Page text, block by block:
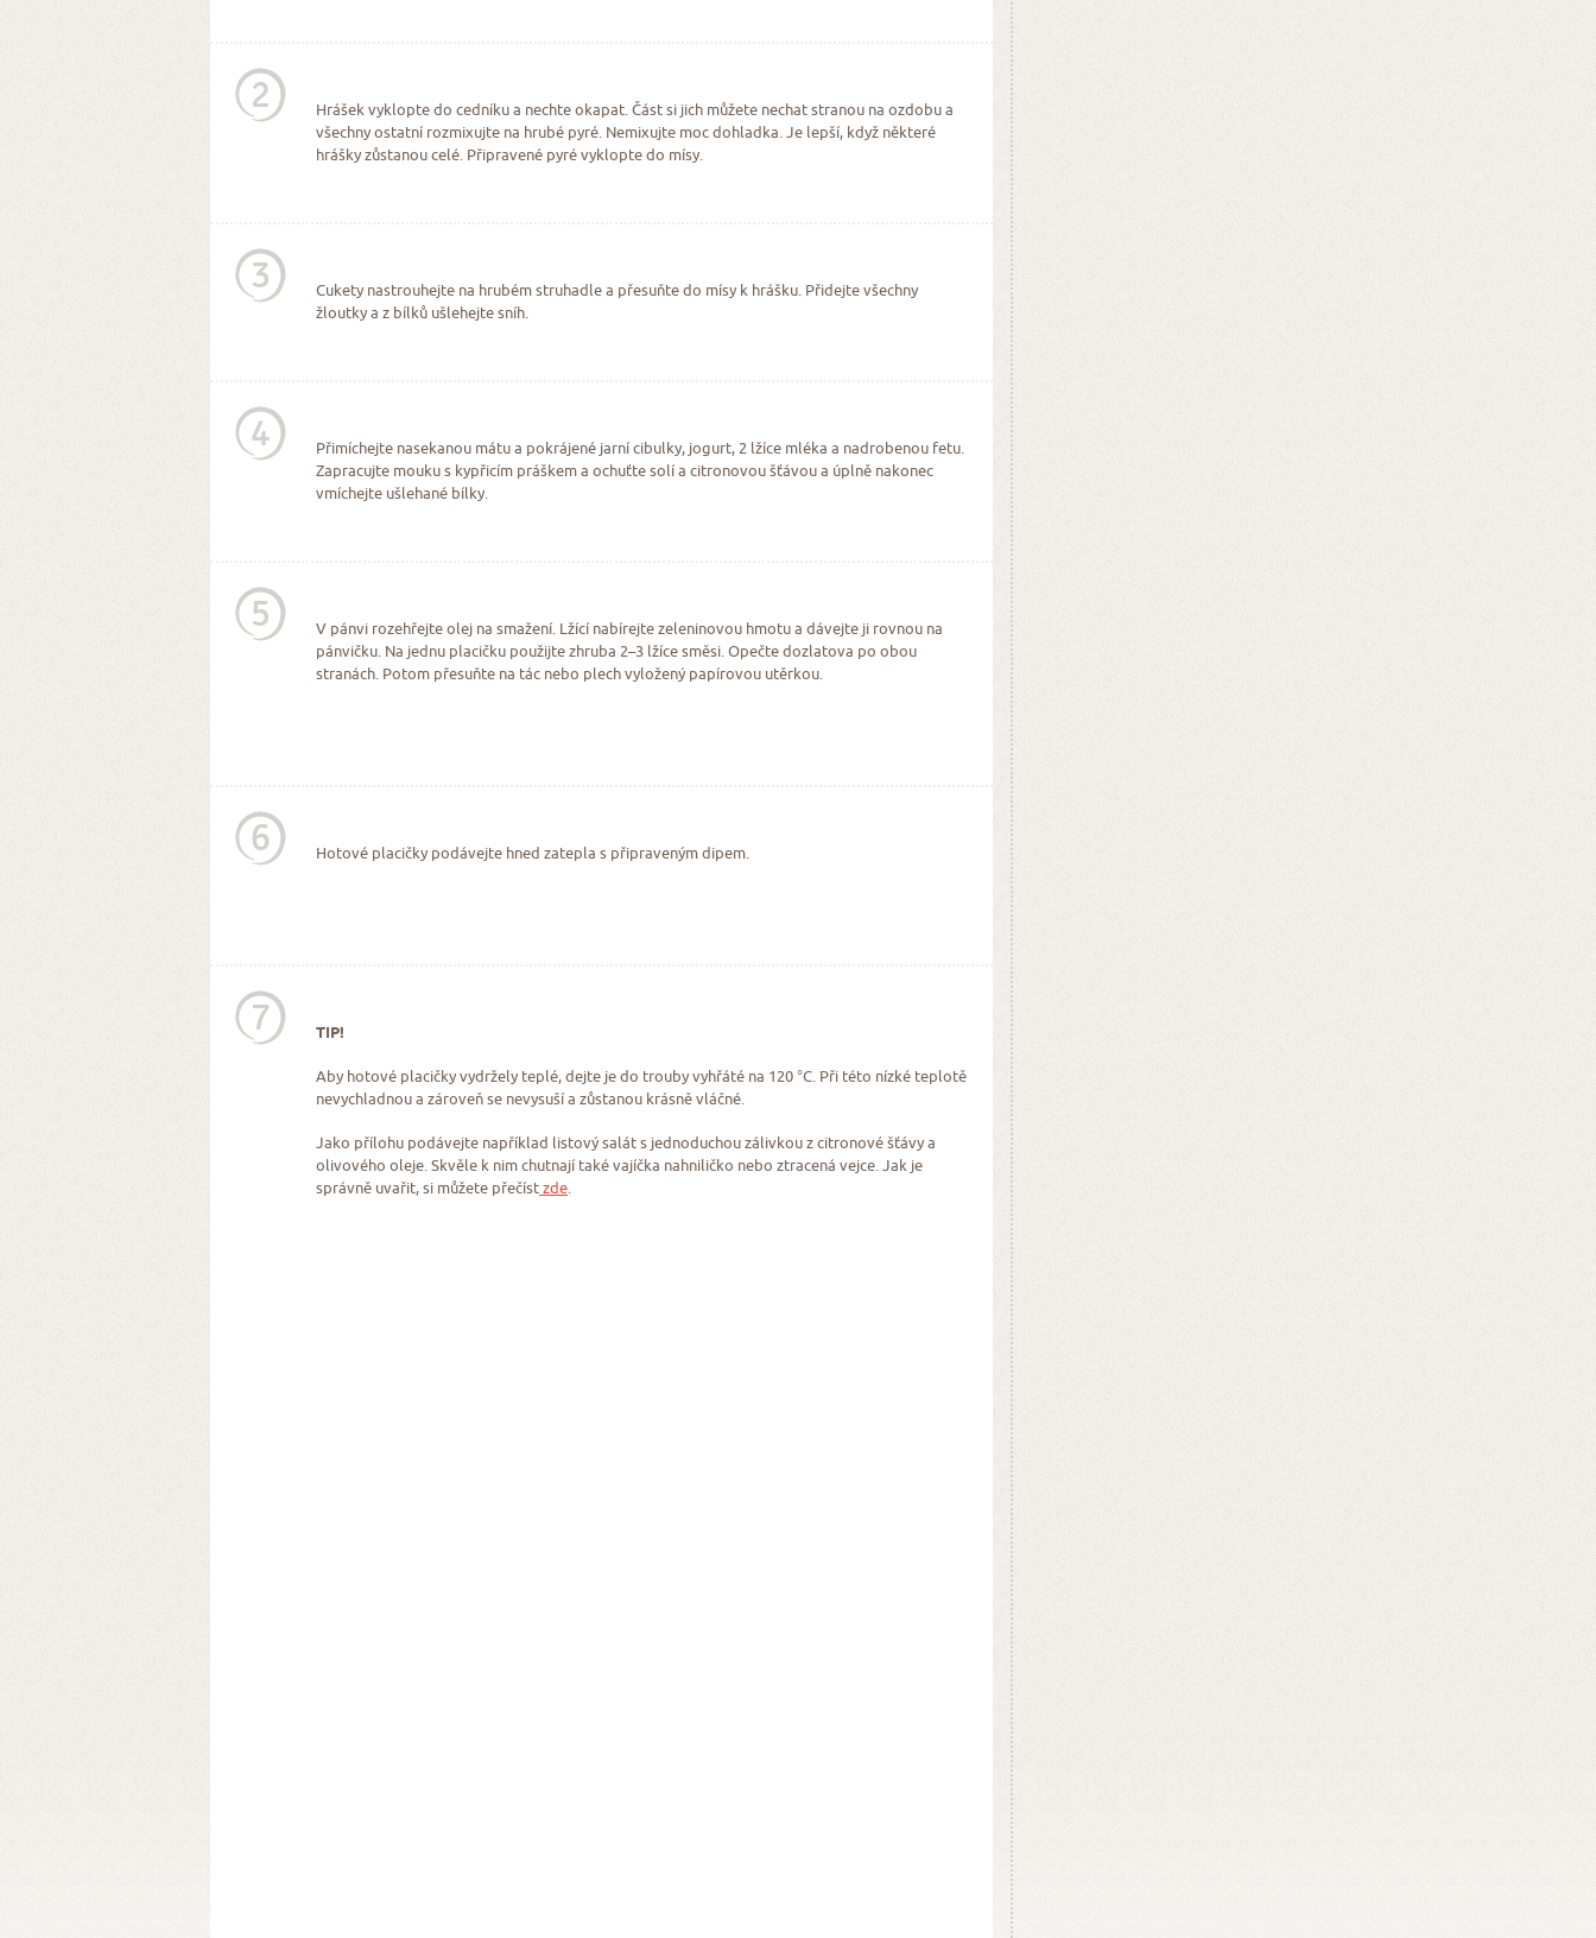
2
Hrášek vyklopte do cedníku a nechte okapat. Část si jich můžete nechat stranou na ozdobu a
všechny ostatní rozmixujte na hrubé pyré. Nemixujte moc dohladka. Je lepší, když některé
hrášky zůstanou celé. Připravené pyré vyklopte do mísy.
3
Cukety nastrouhejte na hrubém struhadle a přesuňte do mísy k hrášku. Přidejte všechny
žloutky a z bílků ušlehejte sníh.
4
Přimíchejte nasekanou mátu a pokrájené jarní cibulky, jogurt, 2 lžíce mléka a nadrobenou fetu.
Zapracujte mouku s kypřicím práškem a ochuťte solí a citronovou šťávou a úplně nakonec
vmíchejte ušlehané bílky.
5
V pánvi rozehřejte olej na smažení. Lžící nabírejte zeleninovou hmotu a dávejte ji rovnou na
pánvičku. Na jednu placičku použijte zhruba 2–3 lžíce směsi. Opečte dozlatova po obou
stranách. Potom přesuňte na tác nebo plech vyložený papírovou utěrkou.
6 Hotové placičky podávejte hned zatepla s připraveným dipem.
7 TIP!
Aby hotové placičky vydržely teplé, dejte je do trouby vyhřáté na 120 °C. Při této nízké teplotě
nevychladnou a zároveň se nevysuší a zůstanou krásně vláčné.
Jako přílohu podávejte například listový salát s jednoduchou zálivkou z citronové šťávy a
olivového oleje. Skvěle k nim chutnají také vajíčka nahniličko nebo ztracená vejce. Jak je
správně uvařit, si můžete přečístzde